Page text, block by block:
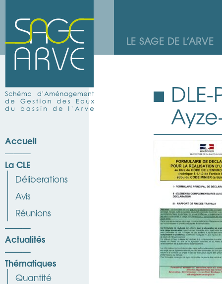
LE SAGE DE L’ARVE
Accueil
La CLE
Déliberations
Avis
Réunions
Actualités
Thématiques
Quantité